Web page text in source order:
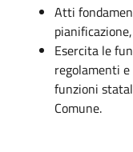
Atti
Esercita le
regolamenti
funzioni
Comune.